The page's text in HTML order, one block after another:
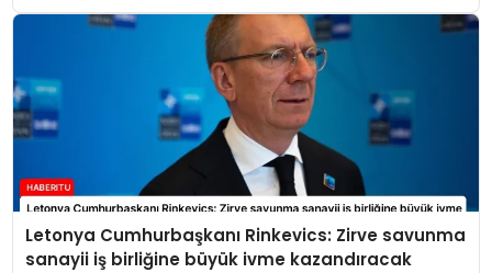
Letonya Cumhurbaşkanı Rinkevics: Zirve savunma
sanayii iş birliğine büyük ivme kazandıracak